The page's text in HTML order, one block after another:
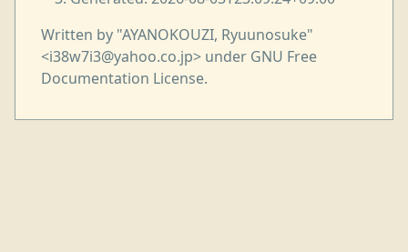
Written by "AYANOKOUZI, Ryuunosuke"
<i38w7i3@yahoo.co.jp> under GNU Free
Documentation License.